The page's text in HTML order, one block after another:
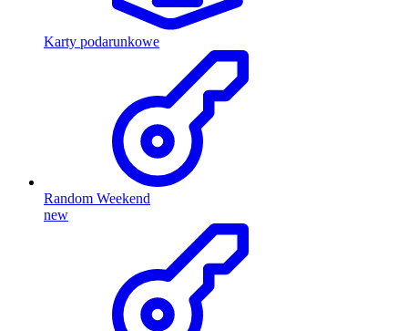
Karty podarunkowe
Random Weekend
new